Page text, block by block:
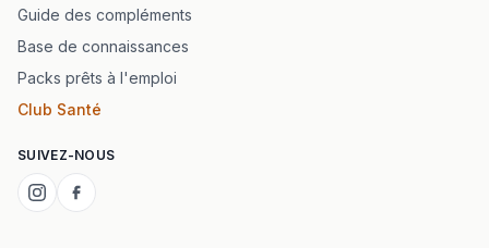
Guide des compléments
Base de connaissances
Packs prêts à l'emploi
Club Santé
SUIVEZ-NOUS